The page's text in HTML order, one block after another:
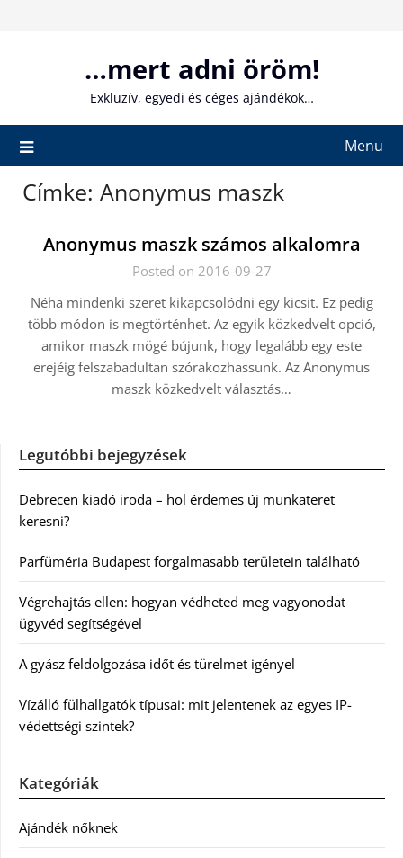
…mert adni öröm!
Exkluzív, egyedi és céges ajándékok…
Menu
Címke: Anonymus maszk
Anonymus maszk számos alkalomra
Posted on 2016-09-27
Néha mindenki szeret kikapcsolódni egy kicsit. Ez pedig
több módon is megtörténhet. Az egyik közkedvelt opció,
amikor maszk mögé bújunk, hogy legalább egy este
erejéig felszabadultan szórakozhassunk. Az Anonymus
maszk közkedvelt választás…
Legutóbbi bejegyzések
Debrecen kiadó iroda – hol érdemes új munkateret
keresni?
Parfüméria Budapest forgalmasabb területein található
Végrehajtás ellen: hogyan védheted meg vagyonodat
ügyvéd segítségével
A gyász feldolgozása időt és türelmet igényel
Vízálló fülhallgatók típusai: mit jelentenek az egyes IP-
védettségi szintek?
Kategóriák
Ajándék nőknek